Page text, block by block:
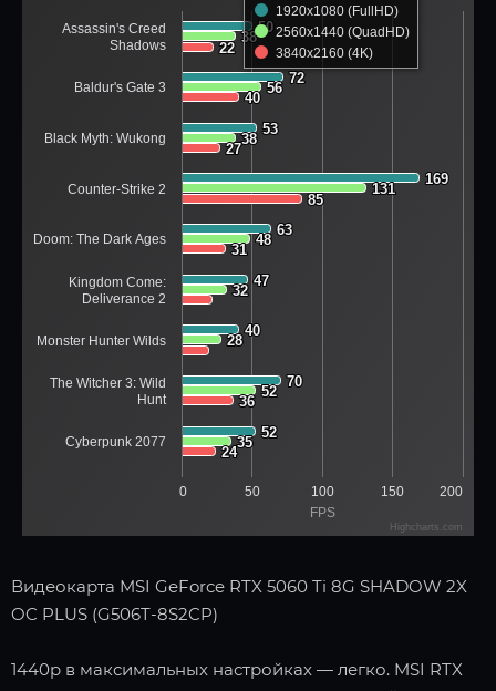
FPS
50
50
72
72
53
53
169
169
63
63
47
47
40
40
70
70
52
52
38
38
56
56
38
38
131
131
48
48
32
32
28
28
52
52
35
35
22
22
40
40
27
27
85
85
31
31
36
36
24
24
1920x1080 (FullHD)
2560x1440 (QuadHD)
3840x2160 (4K)
0 50 100 150 200
Assassin's Creed
Shadows
Baldur's Gate 3
Black Myth: Wukong
Counter-Strike 2
Doom: The Dark Ages
Kingdom Come:
Deliverance 2
Monster Hunter Wilds
The Witcher 3: Wild
Hunt
Cyberpunk 2077
Highcharts.com
Видеокарта MSI GeForce RTX 5060 Ti 8G SHADOW 2X
OC PLUS (G506T-8S2CP)
1440p в максимальных настройках — легко. MSI RTX